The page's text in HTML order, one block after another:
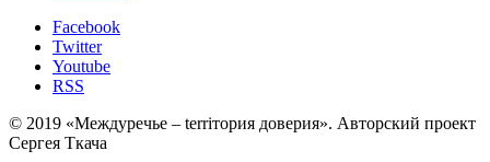
Facebook
Twitter
Youtube
RSS
© 2019 «Междуречье – terriтория доверия». Авторский проект
Сергея Ткача